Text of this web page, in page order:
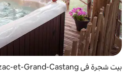
متوسط التقييم 4.95 من 5، 123 مراجعات
4.95 (123)